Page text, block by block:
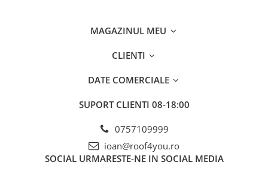
MAGAZINUL MEU
CLIENTI
DATE COMERCIALE
SUPORT CLIENTI 08-18:00
0757109999
ioan@roof4you.ro
SOCIAL URMARESTE-NE IN SOCIAL MEDIA